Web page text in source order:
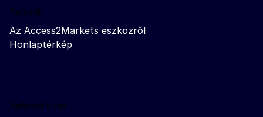
Rólunk
Az Access2Markets eszközről
Honlaptérkép
Related sites